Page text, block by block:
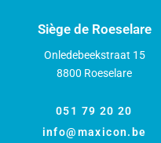
Siège de Roeselare
Onledebeekstraat 15
8800 Roeselare
051 79 20 20
info@maxicon.be